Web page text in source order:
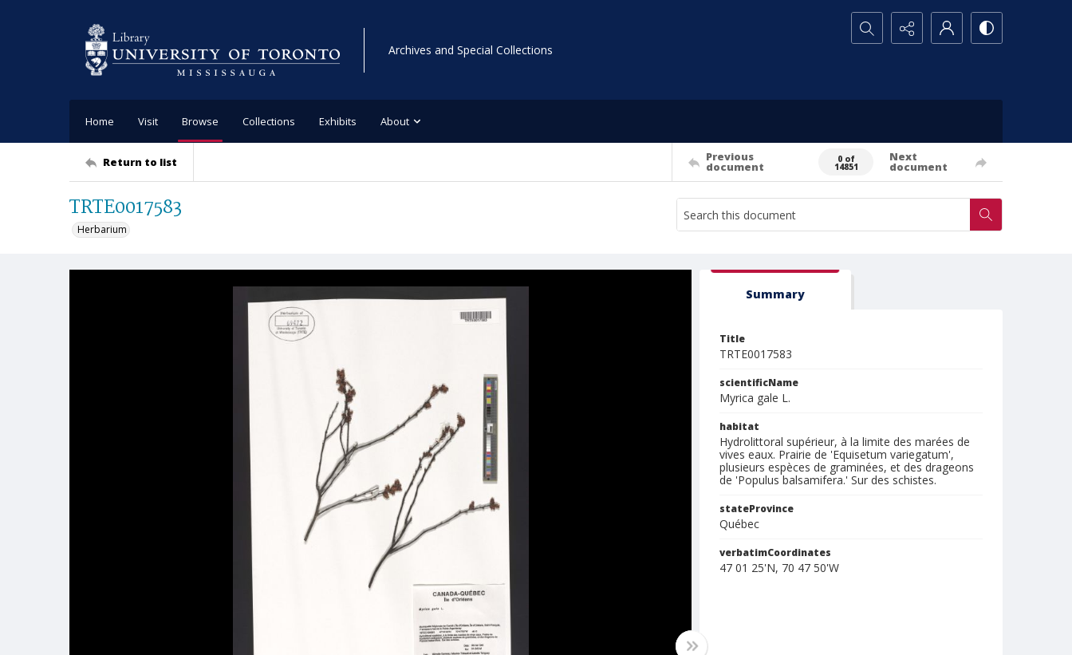
Archives and Special Collections
Search...
Home Visit Browse Collections Exhibits About
Return to list Previous
document
0 of
14851
Next
document
TRTE0017583
Herbarium
Summary
Title
TRTE0017583
scientificName
Myrica gale L.
habitat
Hydrolittoral supérieur, à la limite des marées de
vives eaux. Prairie de 'Equisetum variegatum',
plusieurs espèces de graminées, et des drageons
de 'Populus balsamifera.' Sur des schistes.
stateProvince
Québec
verbatimCoordinates
47 01 25'N, 70 47 50'W